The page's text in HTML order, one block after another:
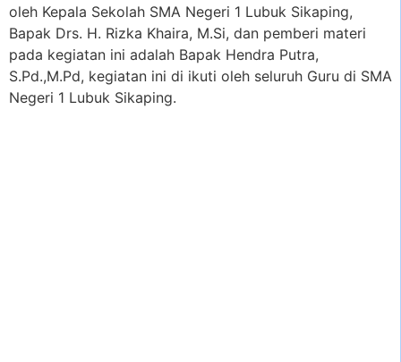
oleh Kepala Sekolah SMA Negeri 1 Lubuk Sikaping,
Bapak Drs. H. Rizka Khaira, M.Si, dan pemberi materi
pada kegiatan ini adalah Bapak Hendra Putra,
S.Pd.,M.Pd, kegiatan ini di ikuti oleh seluruh Guru di SMA
Negeri 1 Lubuk Sikaping.